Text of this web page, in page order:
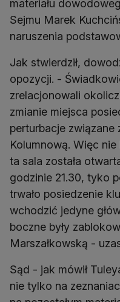
materiału
Sejmu Marek
naruszenia
Jak stwierdził,
opozycji. -
zrelacjonowali
zmianie miejsca
perturbacje związane
Kolumnową. Więc
ta sala została
godzinie 21.30, tyko
trwało posiedzenie
wchodzić jedyne
boczne były
Marszałkowską -
Sąd - jak mówił
nie tylko na